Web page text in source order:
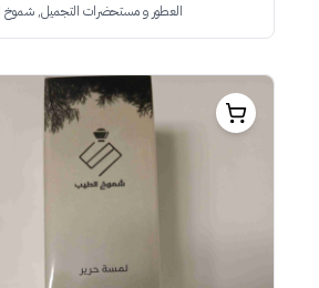
العطور و مستحضرات التجميل, شموخ